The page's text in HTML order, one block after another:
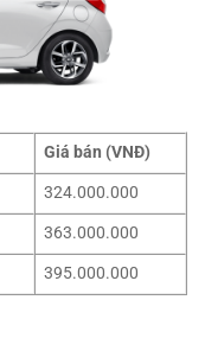
Giá bán (VNĐ)
324.000.000
363.000.000
395.000.000